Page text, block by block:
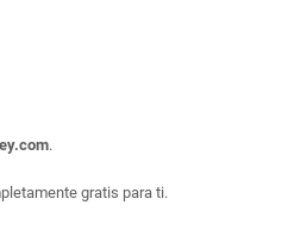
.
gratis para ti.